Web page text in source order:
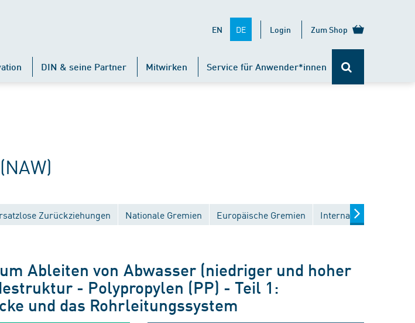
EN DE Login Zum Shop
DIN & seine Partner Mitwirken Service für Anwender*innen
Zurückziehungen Nationale Gremien Europäische Gremien Internationale Gremien
Ableiten von Abwasser (niedriger und hoher
- Polypropylen (PP) - Teil 1:
und das Rohrleitungssystem